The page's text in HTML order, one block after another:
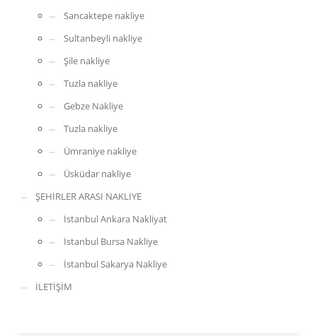
Sancaktepe nakliye
Sultanbeyli nakliye
Şile nakliye
Tuzla nakliye
Gebze Nakliye
Tuzla nakliye
Ümraniye nakliye
Üsküdar nakliye
ŞEHİRLER ARASI NAKLİYE
İstanbul Ankara Nakliyat
İstanbul Bursa Nakliye
İstanbul Sakarya Nakliye
İLETİŞİM